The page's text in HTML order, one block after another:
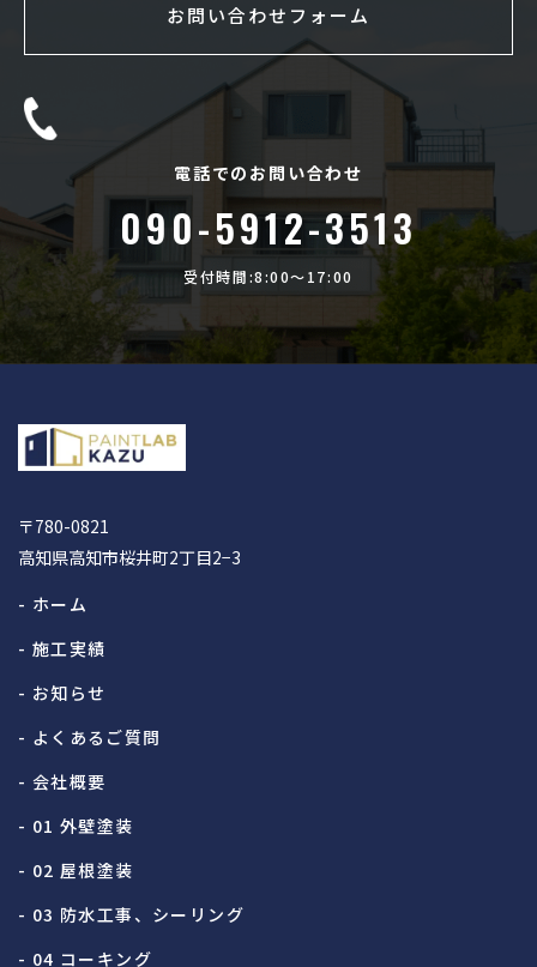
お問い合わせフォーム
電話でのお問い合わせ
090-5912-3513
受付時間:8:00〜17:00
〒780-0821
高知県高知市桜井町2丁目2−3
- ホーム
- 施工実績
- お知らせ
- よくあるご質問
- 会社概要
- 01 外壁塗装
- 02 屋根塗装
- 03 防水工事、シーリング
- 04 コーキング